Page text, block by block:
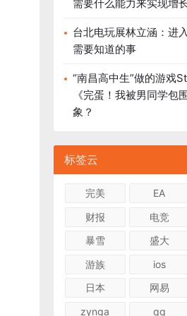
需要什么能力来实现增
台北电玩展林立涵：进
需要知道的事
“南昌高中生”做的游戏
《完蛋！我被男同学包
象？
标签云
完美 EA
财报
电竞
暴雪
盛大
游族
ios
日本
网易
zynga
qq